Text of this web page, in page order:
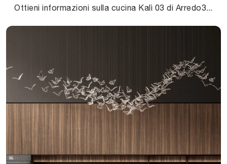
Ottieni informazioni sulla cucina Kalì 03 di Arredo3: questa soluzione in Pet sarà l'acquisto ideale per te!